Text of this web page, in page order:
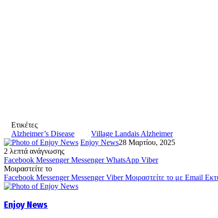
Ετικέτες
Alzheimer’s Disease
Village Landais Alzheimer
Enjoy News28 Μαρτίου, 2025
2 λεπτά ανάγνωσης
Facebook Messenger Messenger WhatsApp Viber
Μοιραστείτε το
Facebook Messenger Messenger Viber Μοιραστείτε το με Email
Enjoy News